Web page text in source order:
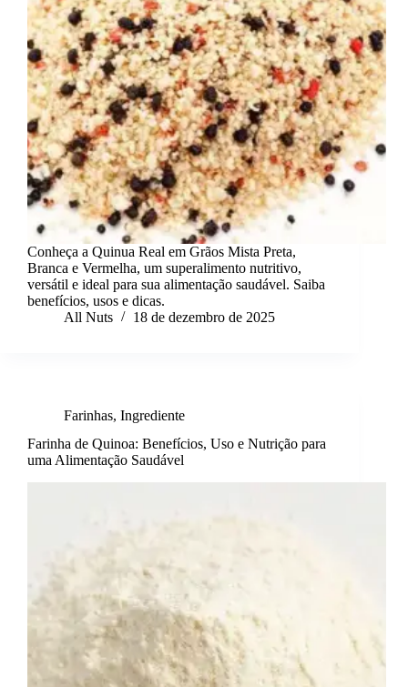
Conheça a Quinua Real em Grãos Mista Preta,
Branca e Vermelha, um superalimento nutritivo,
versátil e ideal para sua alimentação saudável. Saiba
benefícios, usos e dicas.
All Nuts
18 de dezembro de 2025
Farinhas, Ingrediente
Farinha de Quinoa: Benefícios, Uso e Nutrição para
uma Alimentação Saudável